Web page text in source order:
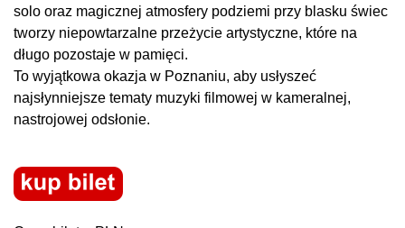
solo oraz magicznej atmosfery podziemi przy blasku świec
tworzy niepowtarzalne przeżycie artystyczne, które na
długo pozostaje w pamięci.
To wyjątkowa okazja w Poznaniu, aby usłyszeć
najsłynniejsze tematy muzyki filmowej w kameralnej,
nastrojowej odsłonie.